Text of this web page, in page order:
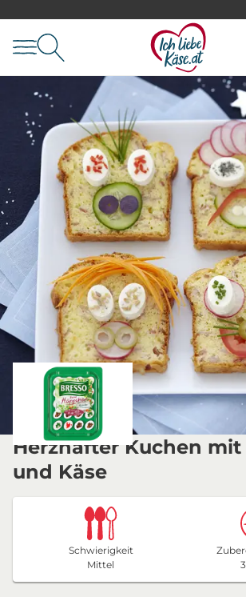
Herzhafter Kuchen mit
und Käse
Schwierigkeit
Mittel